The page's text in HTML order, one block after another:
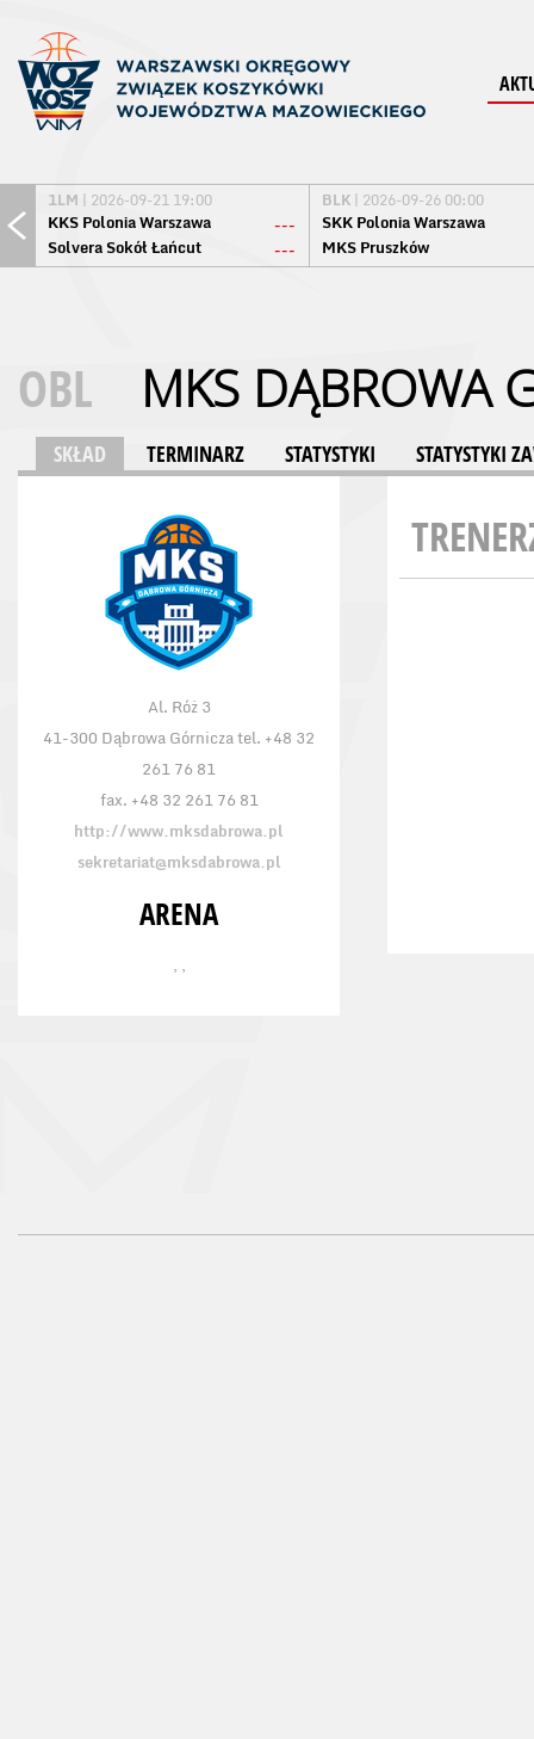
1LM | 2026-09-21 19:00
KKS Polonia Warszawa
---
Solvera Sokół Łańcut
---
BLK | 2026-09-26 00:00
SKK Polonia Warszawa
MKS Pruszków
OBL MKS DĄBROWA
SKŁAD TERMINARZ STATYSTYKI STATYSTYKI
Al. Róż 3
41-300 Dąbrowa Górnicza tel. +48 32
261 76 81
fax. +48 32 261 76 81
http://www.mksdabrowa.pl
sekretariat@mksdabrowa.pl
ARENA
, ,